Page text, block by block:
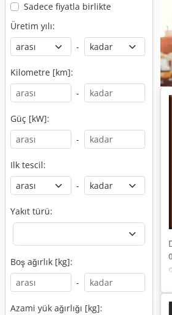
Sadece fiyatla birlikte
Üretim yılı:
-
Kilometre [km]:
-
Güç [kW]:
-
Ilk tescil:
-
Yakıt türü:
Boş ağırlık [kg]:
-
Azami yük ağırlığı [kg]: